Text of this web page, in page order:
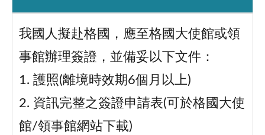
我國人擬赴格國，應至格國大使館或領
事館辦理簽證，並備妥以下文件：
1. 護照(離境時效期6個月以上)
2. 資訊完整之簽證申請表(可於格國大使
館/領事館網站下載)